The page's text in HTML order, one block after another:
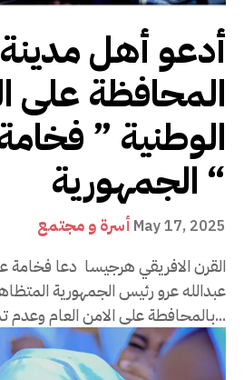
أدعو أهل
المحافظة على
الوطنية ”
الجمهورية “
أسرة و مجتمع May 17, 2025
القرن الافريقي هرجيسا
عبدالله عرو رئيس الجمهورية
بالمحافطة على الامن العام وعدم تدمير...